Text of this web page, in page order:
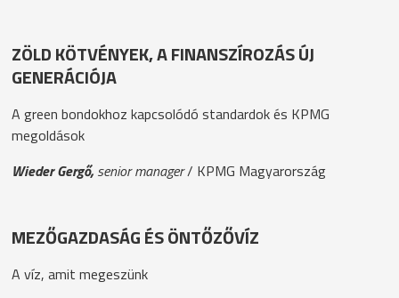
ZÖLD KÖTVÉNYEK, A FINANSZÍROZÁS ÚJ
GENERÁCIÓJA
A green bondokhoz kapcsolódó standardok és KPMG
megoldások
Wieder Gergő, senior manager/ KPMG Magyarország
MEZŐGAZDASÁG ÉS ÖNTŐZŐVÍZ
A víz, amit megeszünk